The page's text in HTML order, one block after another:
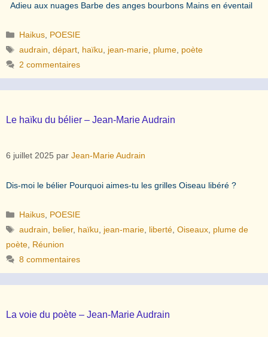
Adieu aux nuages Barbe des anges bourbons Mains en éventail
Catégories
Haikus POESIE
Étiquettes
audrain ,départ haïku jean-marie plume poète
2 commentaires
Le haïku du bélier – Jean-Marie Audrain
6 juillet 2025 par Jean-Marie Audrain
Dis-moi le bélier Pourquoi aimes-tu les grilles Oiseau libéré ?
Catégories
Haikus POESIE
Étiquettes
audrain belier, haïku jean-marie liberté ,Oiseaux plume de
poète Réunion
8 commentaires
La voie du poète – Jean-Marie Audrain